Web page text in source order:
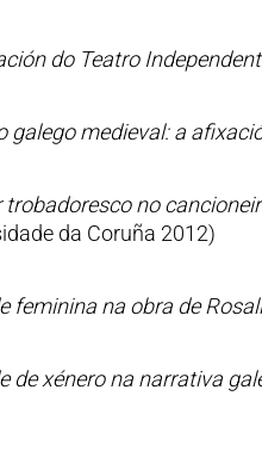
do Teatro
galego medieval: a
no
da Coruña 2012)
feminina na obra de
de xénero na narrativa